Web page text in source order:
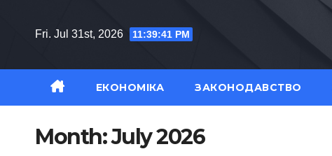
Fri. Jul 31st, 2026 11:39:42 PM
ЕКОНОМІКА ЗАКОНОДАВСТВО
Month:July 2026